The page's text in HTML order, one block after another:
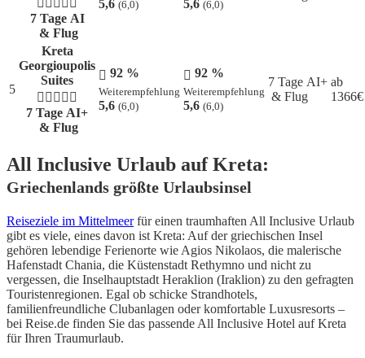
7 Tage AI
& Flug
5,6 (6,0) 5,6 (6,0)
5
Kreta
Georgioupolis
Suites
7 Tage AI+
& Flug
92 %
Weiterempfehlung
5,6 (6,0)
92 %
Weiterempfehlung
5,6 (6,0)
7 Tage AI+
& Flug
ab
1366€
All Inclusive Urlaub auf Kreta:
Griechenlands größte Urlaubsinsel
Reiseziele im Mittelmeerfür einen traumhaften All Inclusive Urlaub
gibt es viele, eines davon ist Kreta: Auf der griechischen Insel
gehören lebendige Ferienorte wie Agios Nikolaos, die malerische
Hafenstadt Chania, die Küstenstadt Rethymno und nicht zu
vergessen, die Inselhauptstadt Heraklion (Iraklion) zu den gefragten
Touristenregionen. Egal ob schicke Strandhotels,
familienfreundliche Clubanlagen oder komfortable Luxusresorts –
bei Reise.de finden Sie das passende All Inclusive Hotel auf Kreta
für Ihren Traumurlaub.